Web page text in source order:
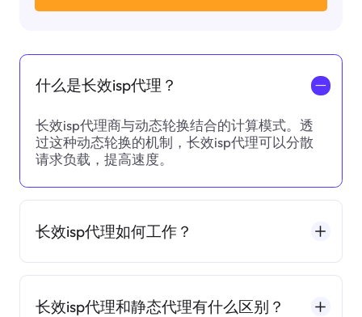
什么是长效isp代理？ 一
长效isp代理商与动态轮换结合的计算模式。透
过这种动态轮换的机制，长效isp代理可以分散
请求负载，提高速度。
长效isp代理如何工作？
长效isp代理和静态代理有什么区别？